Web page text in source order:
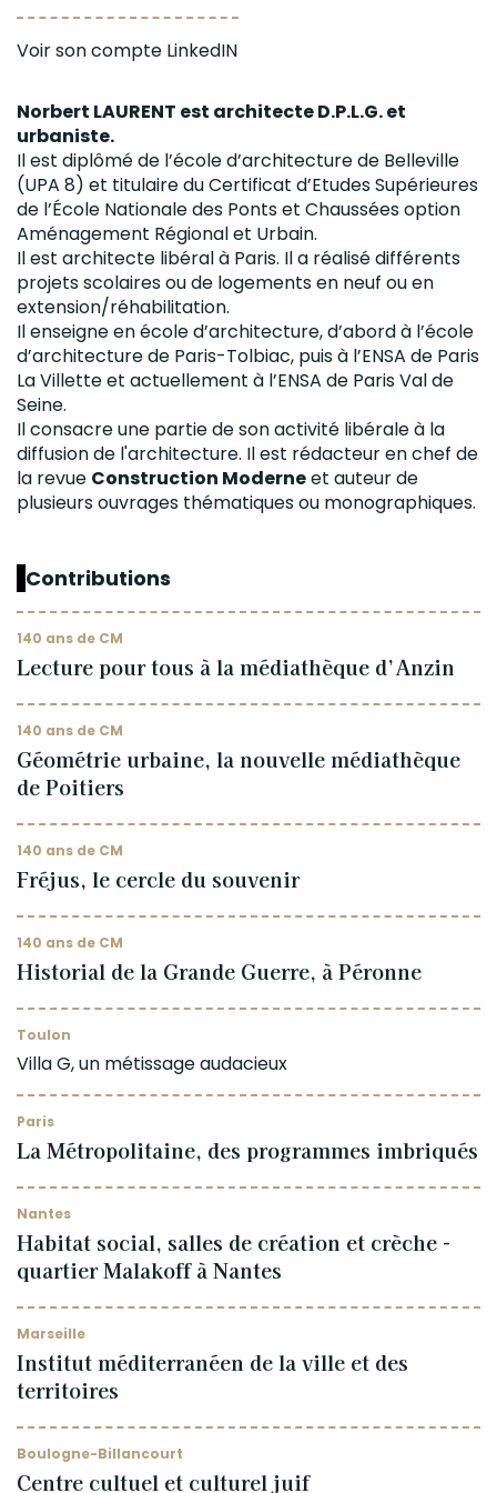
Voir son compte LinkedIN
Norbert LAURENT est architecte D.P.L.G. et
urbaniste.
Il est diplômé de l’école d’architecture de Belleville
(UPA 8) et titulaire du Certificat d’Etudes Supérieures
de l’École Nationale des Ponts et Chaussées option
Aménagement Régional et Urbain.
Il est architecte libéral à Paris. Il a réalisé différents
projets scolaires ou de logements en neuf ou en
extension/réhabilitation.
Il enseigne en école d’architecture, d’abord à l’école
d’architecture de Paris-Tolbiac, puis à l’ENSA de Paris
La Villette et actuellement à l’ENSA de Paris Val de
Seine.
Il consacre une partie de son activité libérale à la
diffusion de l'architecture. Il est rédacteur en chef de
la revue Construction Moderneet auteur de
plusieurs ouvrages thématiques ou monographiques.
Contributions
140 ans de CM
Lecture pour tous à la médiathèque d’Anzin
140 ans de CM
Géométrie urbaine, la nouvelle médiathèque
de Poitiers
140 ans de CM
Fréjus, le cercle du souvenir
140 ans de CM
Historial de la Grande Guerre, à Péronne
Toulon
Villa G, un métissage audacieux
Paris
La Métropolitaine, des programmes imbriqués
Nantes
Habitat social, salles de création et crèche -
quartier Malakoff à Nantes
Marseille
Institut méditerranéen de la ville et des
territoires
Boulogne-Billancourt
Centre cultuel et culturel juif